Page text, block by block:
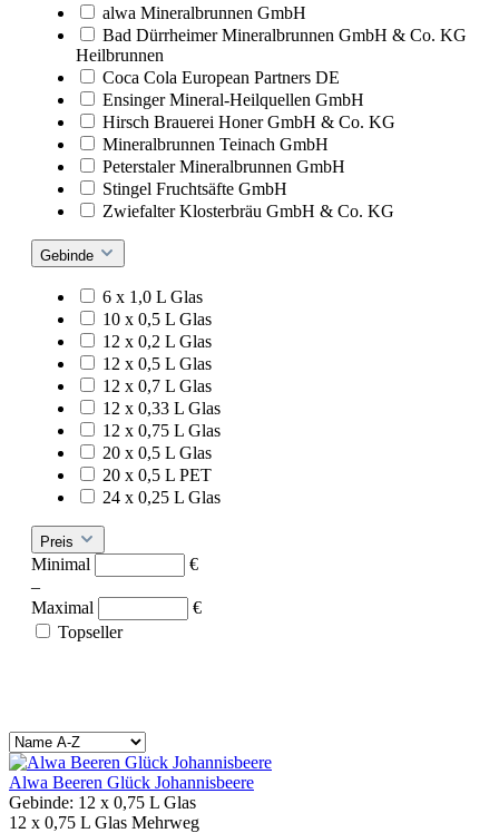
alwa Mineralbrunnen GmbH
Bad Dürrheimer Mineralbrunnen GmbH & Co. KG
Heilbrunnen
Coca Cola European Partners DE
Ensinger Mineral-Heilquellen GmbH
Hirsch Brauerei Honer GmbH & Co. KG
Mineralbrunnen Teinach GmbH
Peterstaler Mineralbrunnen GmbH
Stingel Fruchtsäfte GmbH
Zwiefalter Klosterbräu GmbH & Co. KG
Gebinde
6 x 1,0 L Glas
10 x 0,5 L Glas
12 x 0,2 L Glas
12 x 0,5 L Glas
12 x 0,7 L Glas
12 x 0,33 L Glas
12 x 0,75 L Glas
20 x 0,5 L Glas
20 x 0,5 L PET
24 x 0,25 L Glas
Preis
Minimal
€
–
Maximal
€
Topseller
Alwa Beeren Glück Johannisbeere
Gebinde: 12 x 0,75 L Glas
12 x 0,75 L Glas Mehrweg